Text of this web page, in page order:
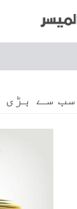
سے بڑی